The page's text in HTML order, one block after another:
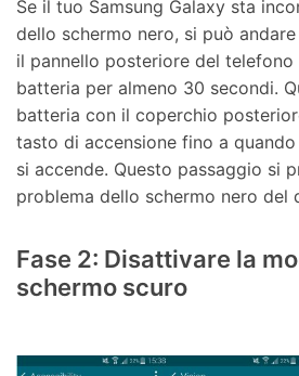
Se il tuo Samsung Galaxy sta
dello schermo nero, si può
il pannello posteriore del telefono
batteria per almeno 30 secondi.
batteria con il coperchio
tasto di accensione fino a
si accende. Questo passaggio si
problema dello schermo nero del
Fase 2: Disattivare la
schermo scuro